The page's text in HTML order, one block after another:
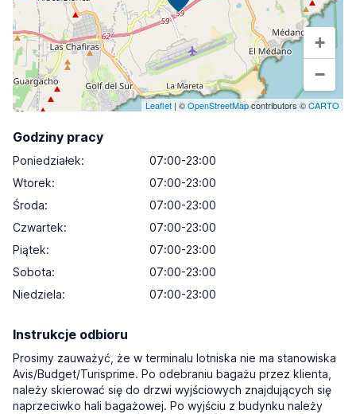
+
−
Leaflet | ©OpenStreetMapcontributors ©CARTO
Godziny pracy
Poniedziałek:
07:00-23:00
Wtorek:
07:00-23:00
Środa:
07:00-23:00
Czwartek:
07:00-23:00
Piątek:
07:00-23:00
Sobota:
07:00-23:00
Niedziela: 07:00-23:00
Instrukcje odbioru
Prosimy zauważyć, że w terminalu lotniska nie ma stanowiska
Avis/Budget/Turisprime. Po odebraniu bagażu przez klienta,
należy skierować się do drzwi wyjściowych znajdujących się
naprzeciwko hali bagażowej. Po wyjściu z budynku należy